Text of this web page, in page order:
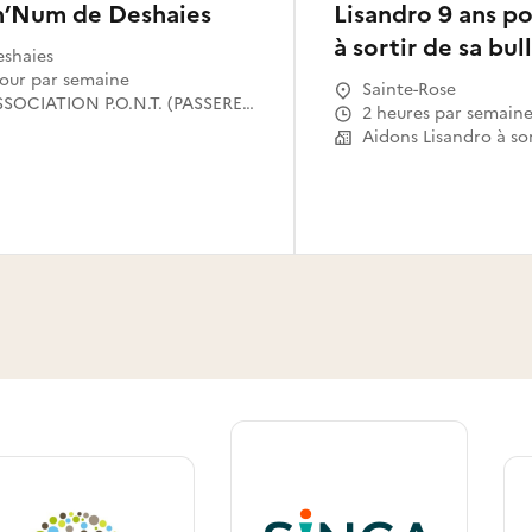
de Deshaies
jour par semaine
ASSOCIATION P.O.N.T. (PASSERELLES OUVERTES VERS LE NUMERIQUE POUR TOUS)
Lisandro 9 ans
à sortir de sa
Sainte-Rose
2 heures par semaine